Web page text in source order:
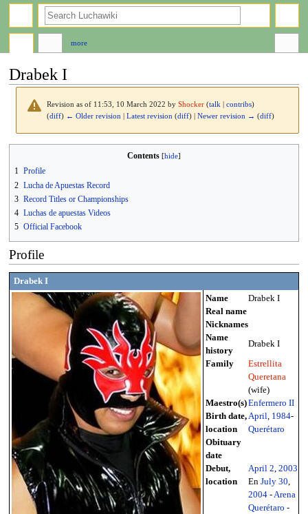
Drabek I
Revision as of 11:53, 10 March 2022 byShocker (talk |contribs)
(diff) ← Older revision |Latest revision (diff) |Newer revision → (diff)
navigation
search
Contents
1 Profile
2 Lucha de Apuestas Record
3 Record Titles or Championships
4 Luchas de apuestas Videos
5 Official Facebook
Profile
Drabek I
Name
Drabek I
Real name
Nicknames
Name
history
Drabek I
Family
Estrellita
Queretana
(wife)
Maestro(s)Enfermero II
Birth date,
location
April, 1984-
Querétaro
Obituary
date
Debut,
location
April 2, 2003
En July 30,
2004-Arena
Querétaro -
more
search